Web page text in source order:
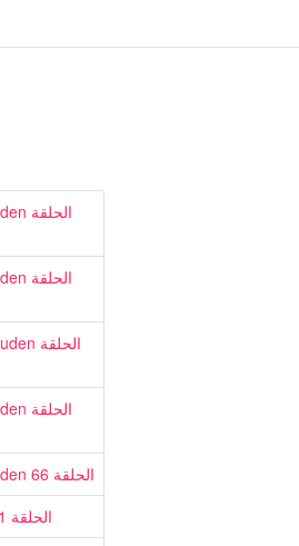
انمي Naruto Shippuden الحلقة 66
انمي Naruto الحلقة 1 مترجم